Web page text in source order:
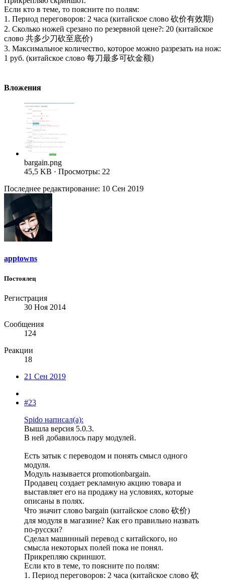
Если кто в теме, то поясните по полям:
1. Период переговоров: 2 часа (китайское слово 砍价有效期)
2. Сколько ножей срезано по резервной цене?: 20 (китайское
слово 共多少刀砍至底价)
3. Максимальное количество, которое можно разрезать на нож:
1 руб. (китайское слово 每刀最多可砍金额)
Вложения
bargain.png
45,5 KB · Просмотры: 22
Последнее редактирование: 10 Сен 2019
apptowns
Постоялец
Регистрация
30 Ноя 2014
Сообщения
124
Реакции
18
21 Сен 2019
#23
Spido написал(а):
Вышла версия 5.0.3.
В ней добавилось пару модулей.
Есть затык с переводом и понять смысл одного
модуля.
Модуль называется promotionbargain.
Продавец создает рекламную акцию товара и
выставляет его на продажу на условиях, которые
описаны в полях.
Что значит слово bargain (китайское слово 砍价)
для модуля в магазине? Как его правильно назвать
по-русски?
Сделал машинный перевод с китайского, но
смысла некоторых полей пока не понял.
Прикрепляю скриншот.
Если кто в теме, то поясните по полям:
1. Период переговоров: 2 часа (китайское слово 砍